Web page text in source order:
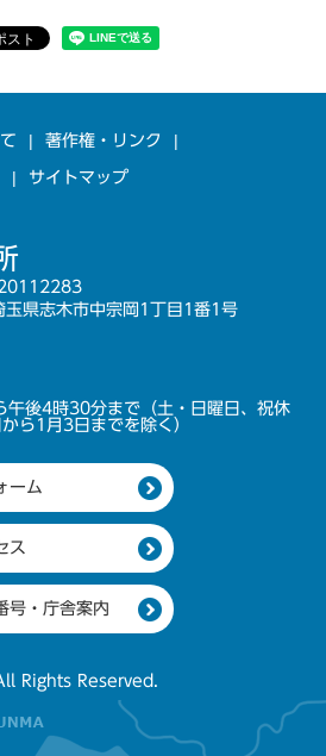
著作権・リンク
サイトマップ
県志木市中宗岡1丁目1番1号
午後4時30分まで（土・日曜日、祝休
ら1月3日までを除く）
ーム
ス
号・庁舎案内
Rights Reserved.